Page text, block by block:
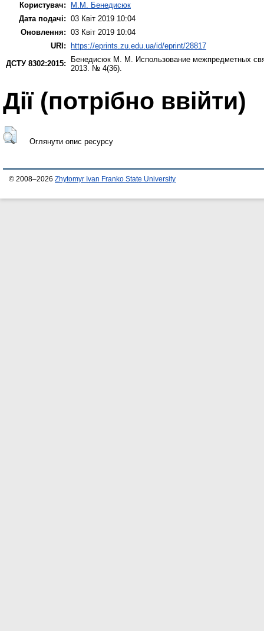
Користувач:
М.М. Бенедисюк
Дата подачі: 03 Квіт 2019 10:04
Оновлення: 03 Квіт 2019 10:04
URI:
https://eprints.zu.edu.ua/id/eprint/28817
ДСТУ 8302:2015:
Бенедисюк М. М. Использование межпредметных
2013. № 4(36).
Дії ​​(потрібно ввійти)
Оглянути опис ресурсу
© 2008–2026 Zhytomyr Ivan Franko State University